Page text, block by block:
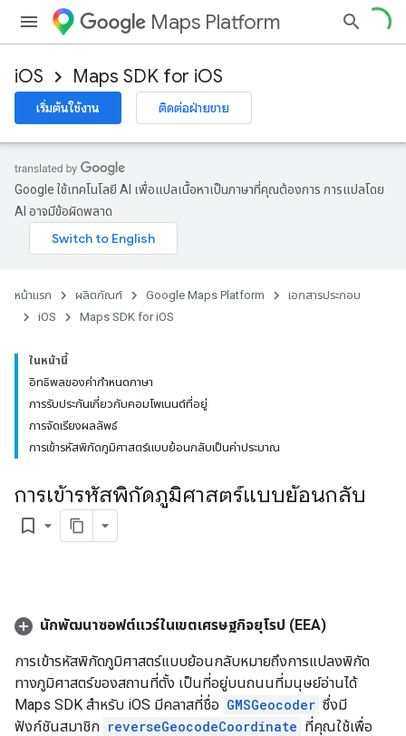
Maps Platform
iOS Maps SDK for iOS
เริ่มต้นใช้งาน ติดต่อฝ่ายขาย
Google ใช้เทคโนโลยี AI เพื่อแปลเนื้อหาเป็นภาษาที่คุณต้องการ การแปลโดย
AI อาจมีข้อผิดพลาด
หน้าแรก ผลิตภัณฑ์ Google Maps Platform
เอกสารประกอบ
iOS
Maps SDK for iOS
ในหน้านี้
อิทธิพลของค่ากำหนดภาษา
การรับประกันเกี่ยวกับคอมโพเนนต์ที่อยู่
การจัดเรียงผลลัพธ์
การเข้ารหัสพิกัดภูมิศาสตร์แบบย้อนกลับเป็นค่าประมาณ
การเข้ารหัสพิกัดภูมิศาสตร์แบบย้อนกลับ
bookmark_border
นักพัฒนาซอฟต์แวร์ในเขตเศรษฐกิจยุโรป (EEA)
การเข้ารหัสพิกัดภูมิศาสตร์แบบย้อนกลับหมายถึงการแปลงพิกัด
ทางภูมิศาสตร์ของสถานที่ตั้ง เป็นที่อยู่บนถนนที่มนุษย์อ่านได้
Maps SDK สำหรับ iOS มีคลาสที่ชื่อ GMSGeocoder ซึ่งมี
ฟังก์ชันสมาชิก reverseGeocodeCoordinate ที่คุณใช้เพื่อ